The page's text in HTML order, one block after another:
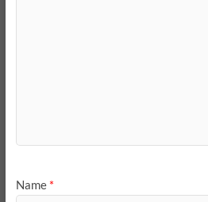
Name *